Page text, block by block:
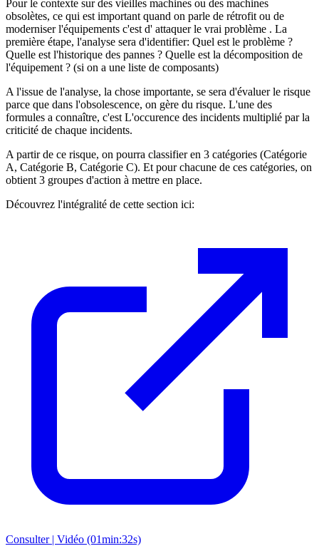
Pour le contexte sur des vieilles machines ou des machines
obsolètes, ce qui est important quand on parle de rétrofit ou de
moderniser l'équipements c'est d' attaquer le vrai problème . La
première étape, l'analyse sera d'identifier: Quel est le problème ?
Quelle est l'historique des pannes ? Quelle est la décomposition de
l'équipement ? (si on a une liste de composants)
A l'issue de l'analyse, la chose importante, se sera d'évaluer le risque
parce que dans l'obsolescence, on gère du risque. L'une des
formules a connaître, c'est L'occurence des incidents multiplié par la
criticité de chaque incidents.
A partir de ce risque, on pourra classifier en 3 catégories (Catégorie
A, Catégorie B, Catégorie C). Et pour chacune de ces catégories, on
obtient 3 groupes d'action à mettre en place.
Découvrez l'intégralité de cette section ici:
Consulter | Vidéo (01min:32s)